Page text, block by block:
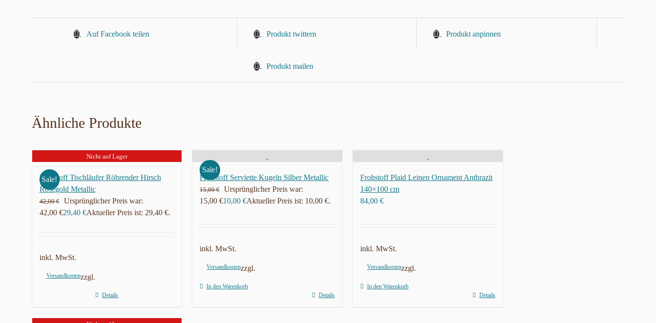
Auf Facebook teilen Produkt twittern Produkt anpinnen
Produkt mailen
Ähnliche Produkte
Nicht auf Lager
Sale!
Frohstoff Tischläufer Röhrender Hirsch
Rosegold Metallic
42,00€
Ursprünglicher Preis war:
42,00 €29,40 €Aktueller Preis ist: 29,40 €.
inkl. MwSt.
zzgl.
Versandkosten
Details
Sale!
Frohstoff Serviette Kugeln Silber Metallic
15,00€ Ursprünglicher Preis war:
15,00 €10,00€Aktueller Preis ist: 10,00 €.
inkl. MwSt.
zzgl.
Versandkosten
In den Warenkorb
Details
Frohstoff Plaid Leinen Ornament Anthrazit
140×100 cm
84,00 €
inkl. MwSt.
zzgl.
Versandkosten
In den Warenkorb
Details